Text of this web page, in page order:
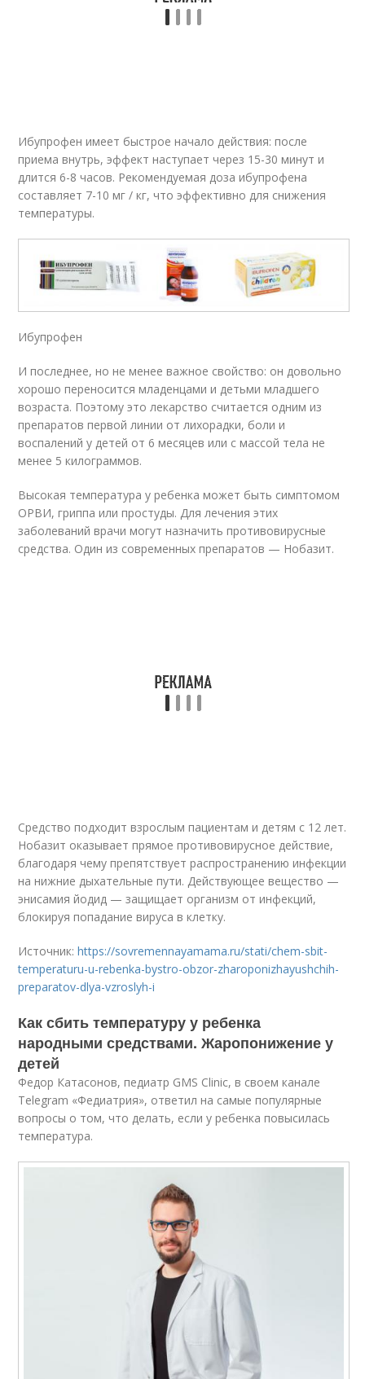
Ибупрофен имеет быстрое начало действия: после
приема внутрь, эффект наступает через 15-30 минут и
длится 6-8 часов. Рекомендуемая доза ибупрофена
составляет 7-10 мг / кг, что эффективно для снижения
температуры.
Ибупрофен
И последнее, но не менее важное свойство: он довольно
хорошо переносится младенцами и детьми младшего
возраста. Поэтому это лекарство считается одним из
препаратов первой линии от лихорадки, боли и
воспалений у детей от 6 месяцев или с массой тела не
менее 5 килограммов.
Высокая температура у ребенка может быть симптомом
ОРВИ, гриппа или простуды. Для лечения этих
заболеваний врачи могут назначить противовирусные
средства. Один из современных препаратов — Нобазит.
Средство подходит взрослым пациентам и детям с 12 лет.
Нобазит оказывает прямое противовирусное действие,
благодаря чему препятствует распространению инфекции
на нижние дыхательные пути. Действующее вещество —
энисамия йодид — защищает организм от инфекций,
блокируя попадание вируса в клетку.
Источник:https://sovremennayamama.ru/stati/chem-sbit-
temperaturu-u-rebenka-bystro-obzor-zharoponizhayushchih-
preparatov-dlya-vzroslyh-i
Как сбить температуру у ребенка
народными средствами. Жаропонижение у
детей
Федор Катасонов, педиатр GMS Clinic, в своем канале
Telegram «Федиатрия», ответил на самые популярные
вопросы о том, что делать, если у ребенка повысилась
температура.